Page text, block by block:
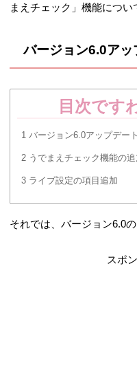
まえチェック」機能につい
バージョン6.0ア
目次です
1 バージョン6.0アップデー
2 うでまえチェック機能の追
3 ライブ設定の項目追加
それでは、バージョン6.0
スポ